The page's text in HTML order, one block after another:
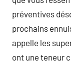
préventives
prochains
appelle les
ont une teneur